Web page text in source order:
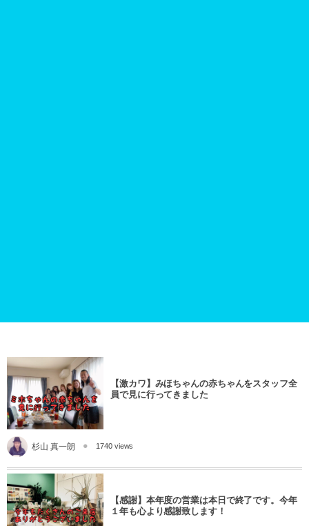
【激カワ】みほちゃんの赤ちゃんをスタッフ全
員で見に行ってきました
杉山 真一朗 1740 views
【感謝】本年度の営業は本日で終了です。今年
１年も心より感謝致します！